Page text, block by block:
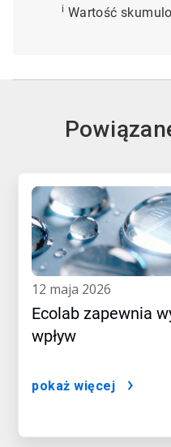
i Wartość
12 maja 2026
Ecolab zapewnia
wpływ
pokaż więcej